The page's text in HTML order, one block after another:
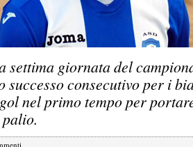
settima giornata del
successo consecutivo per i
nel primo tempo per